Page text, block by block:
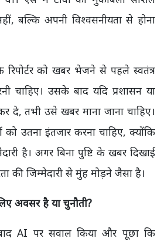
बल्कि अपनी विश्वसनीयता से होना
को खबर भेजने से पहले स्वतंत्र
चाहिए। उसके बाद यदि प्रशासन या
दे, तभी उसे खबर माना जाना चाहिए।
को उतना इंतजार करना चाहिए, क्योंकि
है। अगर बिना पुष्टि के खबर दिखाई
की जिम्मेदारी से मुंह मोड़ने जैसा है।
अवसर है या चुनौती?
AI पर सवाल किया और पूछा कि